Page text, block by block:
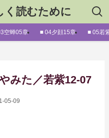
く読むために
空蝉05章 ■ 04夕顔15章 ■ 05若
みた／若紫12-07
05-09